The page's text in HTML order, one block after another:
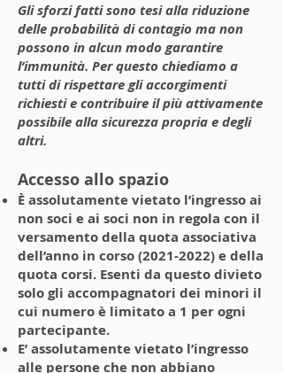
Gli sforzi fatti sono tesi alla riduzione
delle probabilità di contagio ma non
possono in alcun modo garantire
l’immunità. Per questo chiediamo a
tutti di rispettare gli accorgimenti
richiesti e contribuire il più attivamente
possibile alla sicurezza propria e degli
altri.
Accesso allo spazio
È assolutamente vietato l’ingresso ai
non soci e ai soci non in regola con il
versamento della quota associativa
dell’anno in corso(2021-2022)e della
quota corsi. Esenti da questo divieto
solo gli accompagnatori dei minori il
cui numero è limitato a 1 per ogni
partecipante.
E’ assolutamente vietato l’ingresso
alle persone che non abbiano